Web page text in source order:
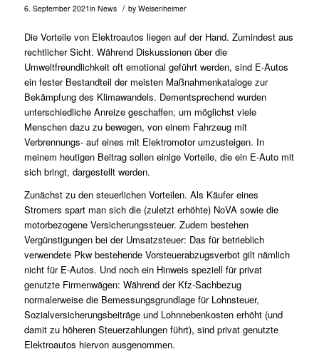
6. September 2021in News / by Weisenheimer
Die Vorteile von Elektroautos liegen auf der Hand. Zumindest aus
rechtlicher Sicht. Während Diskussionen über die
Umweltfreundlichkeit oft emotional geführt werden, sind E-Autos
ein fester Bestandteil der meisten Maßnahmenkataloge zur
Bekämpfung des Klimawandels. Dementsprechend wurden
unterschiedliche Anreize geschaffen, um möglichst viele
Menschen dazu zu bewegen, von einem Fahrzeug mit
Verbrennungs- auf eines mit Elektromotor umzusteigen. In
meinem heutigen Beitrag sollen einige Vorteile, die ein E-Auto mit
sich bringt, dargestellt werden.
Zunächst zu den steuerlichen Vorteilen. Als Käufer eines
Stromers spart man sich die (zuletzt erhöhte) NoVA sowie die
motorbezogene Versicherungssteuer. Zudem bestehen
Vergünstigungen bei der Umsatzsteuer: Das für betrieblich
verwendete Pkw bestehende Vorsteuerabzugsverbot gilt nämlich
nicht für E-Autos. Und noch ein Hinweis speziell für privat
genutzte Firmenwägen: Während der Kfz-Sachbezug
normalerweise die Bemessungsgrundlage für Lohnsteuer,
Sozialversicherungsbeiträge und Lohnnebenkosten erhöht (und
damit zu höheren Steuerzahlungen führt), sind privat genutzte
Elektroautos hiervon ausgenommen.